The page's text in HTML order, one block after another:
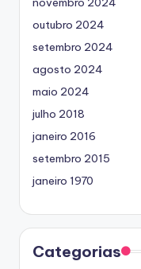
outubro 2024
setembro 2024
agosto 2024
maio 2024
julho 2018
janeiro 2016
setembro 2015
janeiro 1970
Categorias